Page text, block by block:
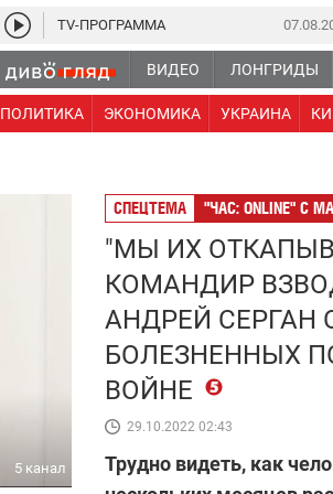
ВИДЕО ЛОНГРИДЫ
ПОЛИТИКА ЭКОНОМИКА УКРАИНА
TV-ПРОГРАММА
5 канал
СПЕЦТЕМА "ЧАС: ONLINE" С
"МЫ ИХ
КОМАНДИР
АНДРЕЙ СЕРГАН
БОЛЕЗНЕННЫХ
ВОЙНЕ
29.10.2022 02:43
Трудно видеть, как